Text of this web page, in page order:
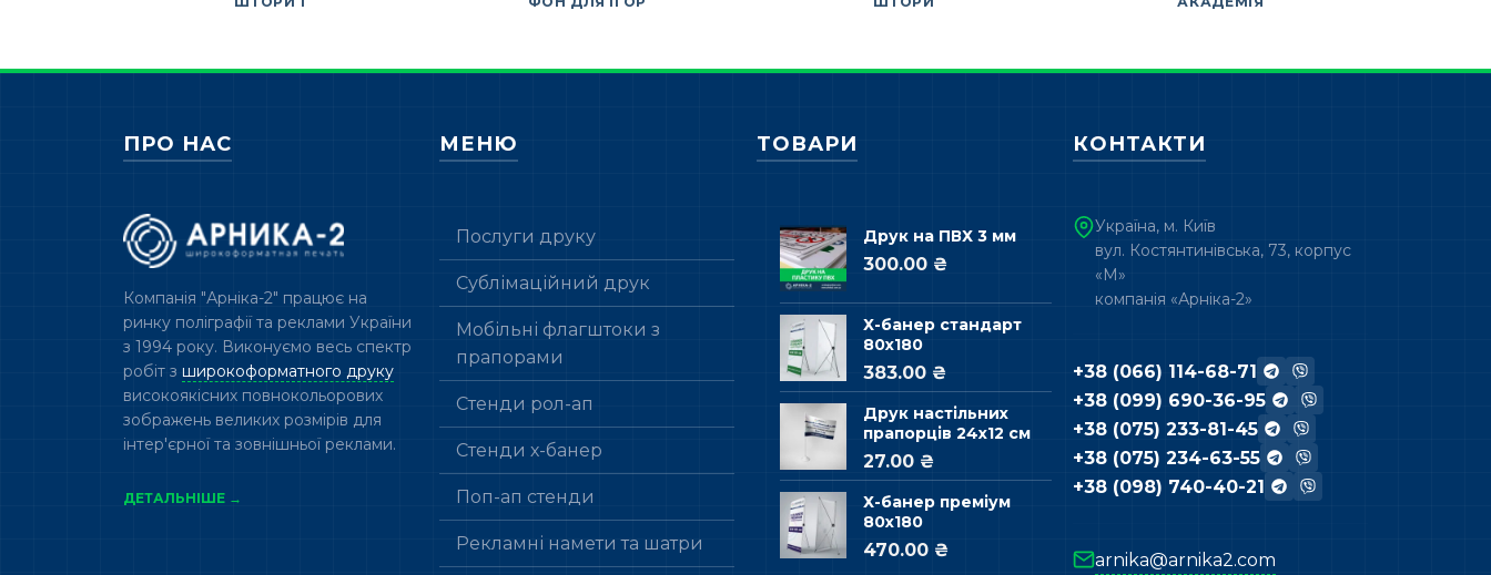
ПРО НАС
Компанія "Арніка-2" працює на
ринку поліграфії та реклами України
з 1994 року. Виконуємо весь спектр
робіт з широкоформатного друку
високоякісних повнокольорових
зображень великих розмірів для
інтер'єрної та зовнішньої реклами.
ДЕТАЛЬНІШЕ →
МЕНЮ
Послуги друку
Сублімаційний друк
Мобільні флагштоки з
прапорами
Стенди рол-ап
Стенди х-банер
Поп-ап стенди
Рекламні намети та шатри
ТОВАРИ
Друк на ПВХ 3 мм
300.00 ₴
Х-банер стандарт
80х180
383.00 ₴
Друк настільних
прапорців 24х12 см
27.00 ₴
Х-банер преміум
80х180
470.00 ₴
КОНТАКТИ
Україна, м. Київ
вул. Костянтинівська, 73, корпус
«М»
компанія «Арніка-2»
+38 (066) 114-68-71
+38 (099) 690-36-95
+38 (075) 233-81-45
+38 (075) 234-63-55
+38 (098) 740-40-21
arnika@arnika2.com